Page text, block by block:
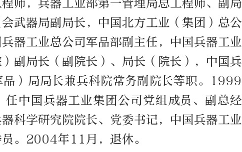
师，兵器工业部第一管理局总工程师、副局
武器局副局长，中国北方工业（集团）总公
器工业总公司军品部副主任，中国兵器工业
副局长（副院长）、局长（院长），中国兵
）局局长兼兵科院常务副院长等职。1999
中国兵器工业集团公司党组成员、副总经
科学研究院院长、党委书记，中国兵器工业
。2004年11月，退休。